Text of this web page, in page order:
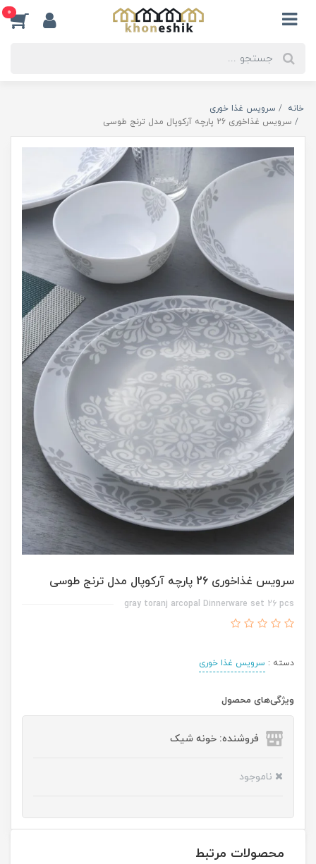
0
خانه
سرویس غذا خوری
سرویس غذاخوری 26 پارچه آرکوپال مدل ترنج طوسی
سرویس غذاخوری 26 پارچه آرکوپال مدل ترنج طوسی
gray toranj arcopal Dinnerware set 26 pcs
دسته : سرویس غذا خوری
ویژگی‌های محصول
فروشنده: خونه شیک
ناموجود
محصولات مرتبط